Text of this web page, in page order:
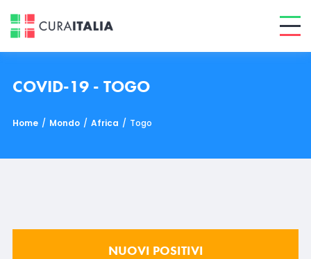
COVID-19 - TOGO
Home / Mondo / Africa / Togo
NUOVI POSITIVI